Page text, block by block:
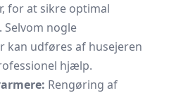
for at sikre optimal
nogle
kan udføres af husejeren
hjælp.
Rengøring af